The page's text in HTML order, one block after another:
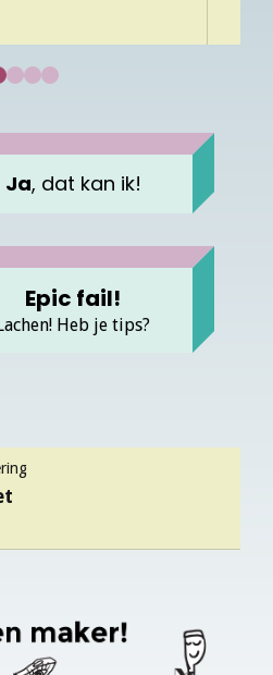
Ja, dat kan ik!
Epic fail!
Heb je tips?